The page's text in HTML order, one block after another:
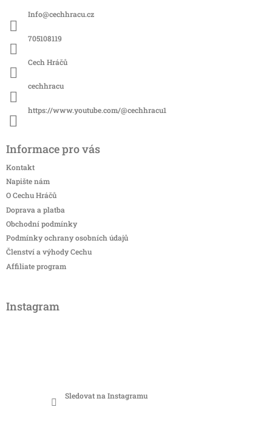
Info@cechhracu.cz
705108119
Cech Hráčů
cechhracu
https://www.youtube.com/@cechhracu1
Informace pro vás
Kontakt
Napište nám
O Cechu Hráčů
Doprava a platba
Obchodní podmínky
Podmínky ochrany osobních údajů
Členství a výhody Cechu
Affiliate program
Instagram
Sledovat na Instagramu